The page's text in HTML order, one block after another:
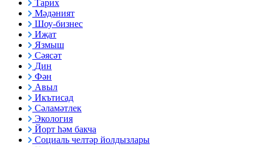
Тарих
Мәдәният
Шоу-бизнес
Иҗат
Язмыш
Сәясәт
Дин
Фән
Авыл
Икътисад
Сәламәтлек
Экология
Йорт һәм бакча
Социаль челтәр йолдызлары